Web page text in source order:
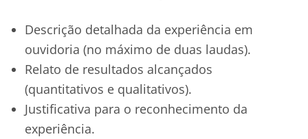
Descrição detalhada da experiência em
ouvidoria (no máximo de duas laudas).
Relato de resultados alcançados
(quantitativos e qualitativos).
Justificativa para o reconhecimento da
experiência.